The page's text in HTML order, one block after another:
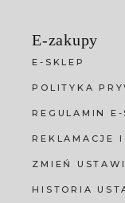
E-zakupy
E-SKLEP
POLITYKA
REGULAMIN E-
REKLAMACJE
ZMIEŃ
HISTORIA